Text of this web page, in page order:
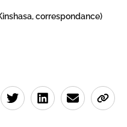
correspondance)